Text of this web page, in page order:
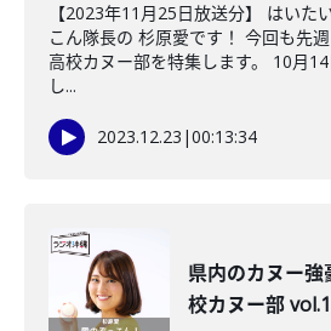
【2023年11月25日放送分】 はいた
こん隊長の 杉原愛です！ 今回も先
高校カヌー部を特集します。 10月
し...
2023.12.23 |00:13:34
県内のカヌー
校カヌー部 vol.1